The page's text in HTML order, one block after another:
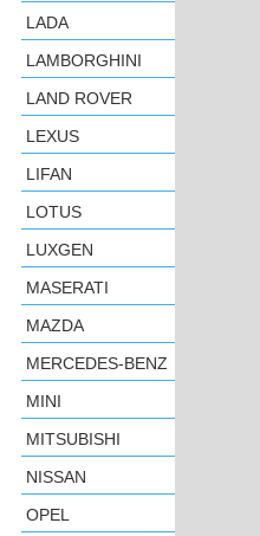
LADA
LAMBORGHINI
LAND ROVER
LEXUS
LIFAN
LOTUS
LUXGEN
MASERATI
MAZDA
MERCEDES-BENZ
MINI
MITSUBISHI
NISSAN
OPEL